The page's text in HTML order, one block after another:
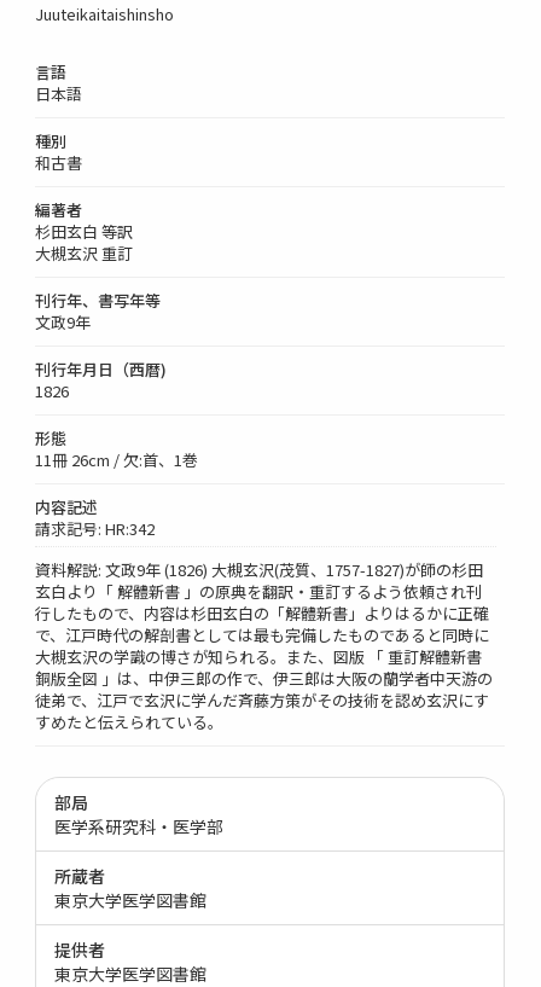
Juuteikaitaishinsho
言語
日本語
種別
和古書
編著者
杉田玄白 等訳
大槻玄沢 重訂
刊行年、書写年等
文政9年
刊行年月日（西暦)
1826
形態
11冊 26cm / 欠:首、1巻
内容記述
請求記号: HR:342
資料解説: 文政9年 (1826) 大槻玄沢(茂質、1757-1827)が師の杉田
玄白より「 解體新書 」の原典を翻訳・重訂するよう依頼され刊
行したもので、内容は杉田玄白の「解體新書」よりはるかに正確
で、江戸時代の解剖書としては最も完備したものであると同時に
大槻玄沢の学識の博さが知られる。また、図版 「 重訂解體新書
銅版全図 」は、中伊三郎の作で、伊三郎は大阪の蘭学者中天游の
徒弟で、江戸で玄沢に学んだ斉藤方策がその技術を認め玄沢にす
すめたと伝えられている。
部局
医学系研究科・医学部
所蔵者
東京大学医学図書館
提供者
東京大学医学図書館